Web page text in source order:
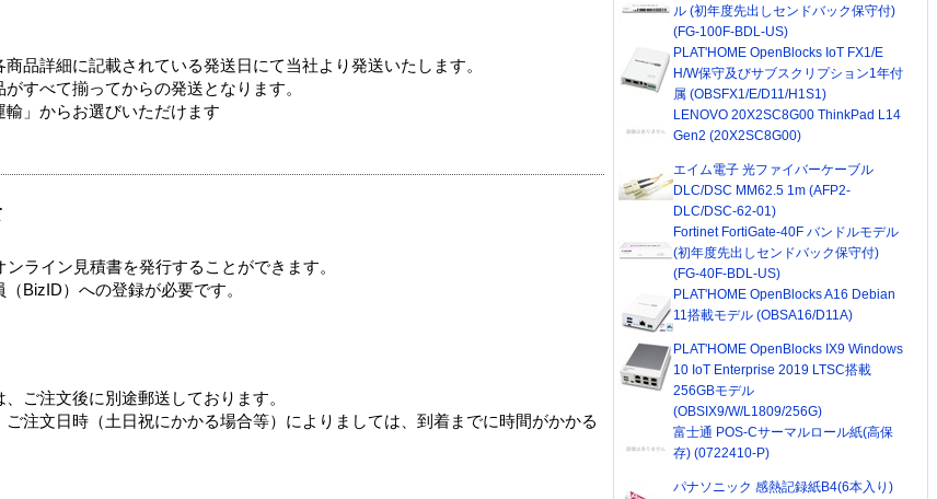
品詳細に記載されている発送日にて当社より発送いたします。
すべて揃ってからの発送となります。
」からお選びいただけます
ライン見積書を発行することができます。
BizID）への登録が必要です。
ご注文後に別途郵送しております。
注文日時（土日祝にかかる場合等）によりましては、到着までに時間がかかる
ル (初年度先出しセンドバック保守付)
(FG-100F-BDL-US)
PLAT'HOME OpenBlocks IoT FX1/E
H/W保守及びサブスクリプション1年付
属 (OBSFX1/E/D11/H1S1)
LENOVO 20X2SC8G00 ThinkPad L14
Gen2 (20X2SC8G00)
エイム電子 光ファイバーケーブル
DLC/DSC MM62.5 1m (AFP2-
DLC/DSC-62-01)
Fortinet FortiGate-40F バンドルモデル
(初年度先出しセンドバック保守付)
(FG-40F-BDL-US)
PLAT'HOME OpenBlocks A16 Debian
11搭載モデル (OBSA16/D11A)
PLAT'HOME OpenBlocks IX9 Windows
10 IoT Enterprise 2019 LTSC搭載
256GBモデル
(OBSIX9/W/L1809/256G)
富士通 POS-Cサーマルロール紙(高保
存) (0722410-P)
パナソニック 感熱記録紙B4(6本入り)